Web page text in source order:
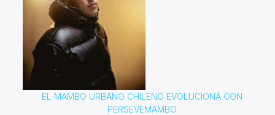
EL MAMBO URBANO CHILENO EVOLUCIONA CON
PERSEVEMAMBO